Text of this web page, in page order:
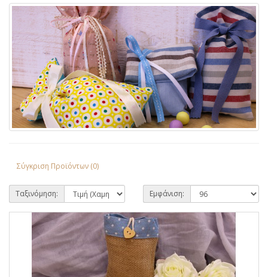
Σύγκριση Προϊόντων (0)
Ταξινόμηση: Εμφάνιση: